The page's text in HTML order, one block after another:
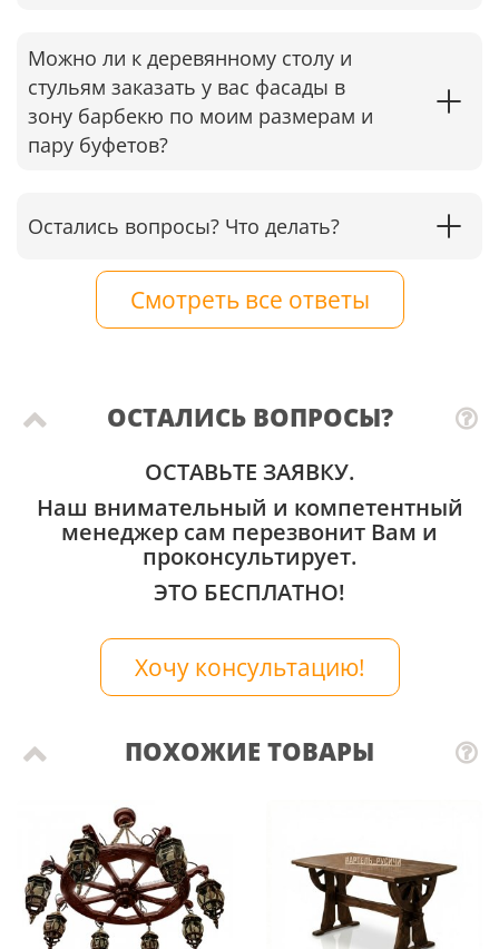
Можно ли к деревянному столу и
стульям заказать у вас фасады в
зону барбекю по моим размерам и
пару буфетов?
Остались вопросы? Что делать?
Смотреть все ответы
ОСТАЛИСЬ ВОПРОСЫ?
ОСТАВЬТЕ ЗАЯВКУ.
Наш внимательный и компетентный
менеджер сам перезвонит Вам и
проконсультирует.
ЭТО БЕСПЛАТНО!
Хочу консультацию!
ПОХОЖИЕ ТОВАРЫ